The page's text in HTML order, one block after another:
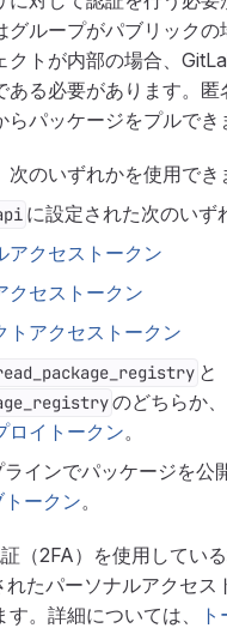
グループがパブリック
クトが内部の場合、
ある必要があります。匿
パッケージをプルでき
次のいずれかを使用でき
に設定された次のいず
アクセストークン
クセストークン
トアクセストークン
と
のどちらか
ロイトークン。
インでパッケージを公
ークン。
（2FA）を使用してい
れたパーソナルアクセス
。詳細については、